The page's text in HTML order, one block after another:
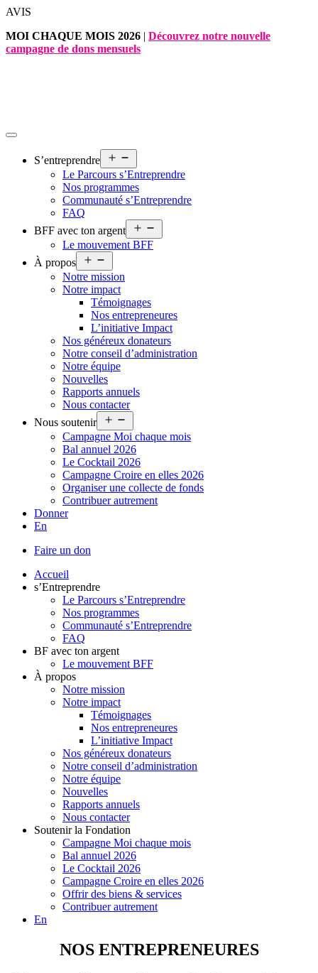
Aller
contenu
AVIS
MOI CHAQUE MOIS 2026 | Découvrez notre nouvelle
campagne de dons mensuels
S’entreprendre
le
menu
Le Parcours s’Entreprendre
Nos programmes
Communauté s’Entreprendre
FAQ
BFF avec ton argent
le
Le mouvement BFF
À propos
le
menu
Notre mission
Notre impact
Témoignages
Nos entrepreneures
L’initiative Impact
Nos généreux donateurs
Notre conseil d’administration
Notre équipe
Nouvelles
Rapports annuels
Nous contacter
Nous soutenir
le
menu
Campagne Moi chaque mois
Bal annuel 2026
Le Cocktail 2026
Campagne Croire en elles 2026
Organiser une collecte de fonds
Contribuer autrement
Donner
En
Faire un don
Accueil
s’Entreprendre
Le Parcours s’Entreprendre
Nos programmes
Communauté s’Entreprendre
FAQ
BF avec ton argent
Le mouvement BFF
À propos
Notre mission
Notre impact
Témoignages
Nos entrepreneures
L’initiative Impact
Nos généreux donateurs
Notre conseil d’administration
Notre équipe
Nouvelles
Rapports annuels
Nous contacter
Soutenir la Fondation
Campagne Moi chaque mois
Bal annuel 2026
Le Cocktail 2026
Campagne Croire en elles 2026
Offrir des biens & services
Contribuer autrement
En
NOS ENTREPRENEURES